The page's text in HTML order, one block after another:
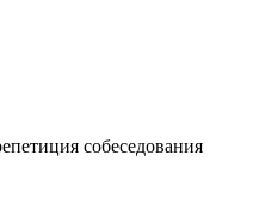
собеседования